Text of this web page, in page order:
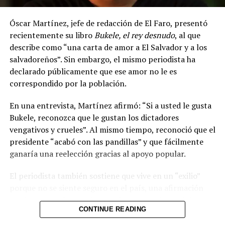
Óscar Martínez, jefe de redacción de El Faro, presentó
recientemente su libroBukele, el rey desnudo, al que
describe como “una carta de amor a El Salvador y a los
salvadoreños”. Sin embargo, el mismo periodista ha
declarado públicamente que ese amor no le es
correspondido por la población.
En una entrevista, Martínez afirmó: “Si a usted le gusta
Bukele, reconozca que le gustan los dictadores
vengativos y crueles”. Al mismo tiempo, reconoció que el
presidente “acabó con las pandillas” y que fácilmente
ganaría una reelección gracias al apoyo popular.
El periodista también sostiene que vive en un “exilio”
que ha generado reacciones mixtas en redes sociales.
Mientras él presenta su obra como un gesto de cariño
CONTINUE READING